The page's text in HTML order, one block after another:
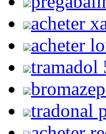
acheter
acheter
tramadol
tradonal